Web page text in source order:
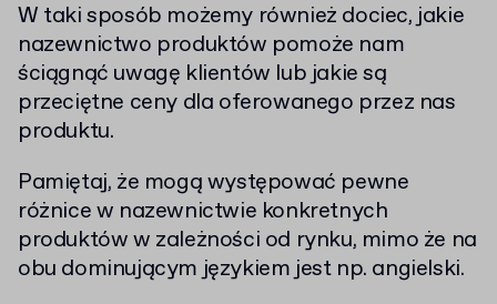
W taki sposób możemy również dociec, jakie
nazewnictwo produktów pomoże nam
ściągnąć uwagę klientów lub jakie są
przeciętne ceny dla oferowanego przez nas
produktu.
Pamiętaj, że mogą występować pewne
różnice w nazewnictwie konkretnych
produktów w zależności od rynku, mimo że na
obu dominującym językiem jest np. angielski.